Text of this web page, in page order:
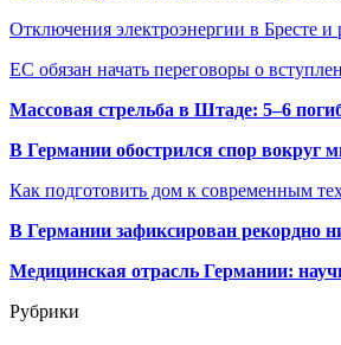
Отключения электроэнергии в Бресте
ЕС обязан начать переговоры о
Массовая стрельба в Штаде: 5–6
В Германии обострился спор вокруг
Как подготовить дом к современным
В Германии зафиксирован рекордно
Медицинская отрасль Германии:
Рубрики